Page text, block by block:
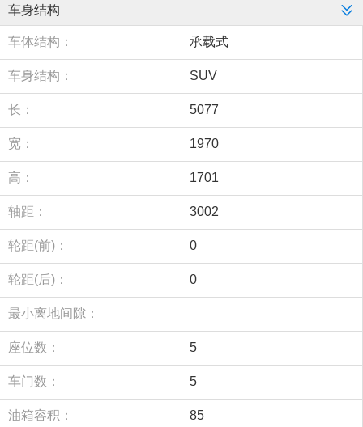
车身结构
车体结构： 承载式
车身结构： SUV
长： 5077
宽： 1970
高： 1701
轴距： 3002
轮距(前)： 0
轮距(后)： 0
最小离地间隙：
座位数： 5
车门数： 5
油箱容积： 85